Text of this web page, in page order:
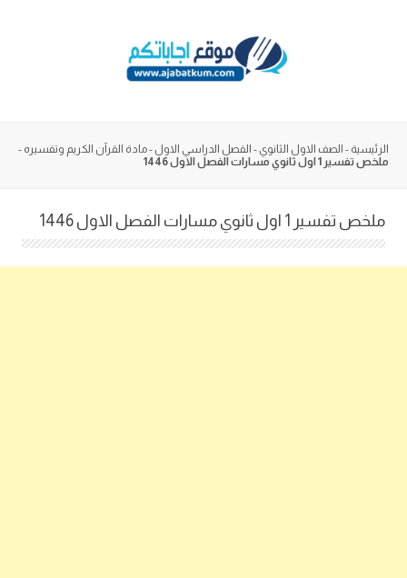
الرئيسية - الصف الاول الثانوي - الفصل الدراسي الاول -مادة القرآن الكريم وتفسيره -
ملخص تفسير 1 اول ثانوي مسارات الفصل الاول 1446
ملخص تفسير 1 اول ثانوي مسارات الفصل الاول 1446